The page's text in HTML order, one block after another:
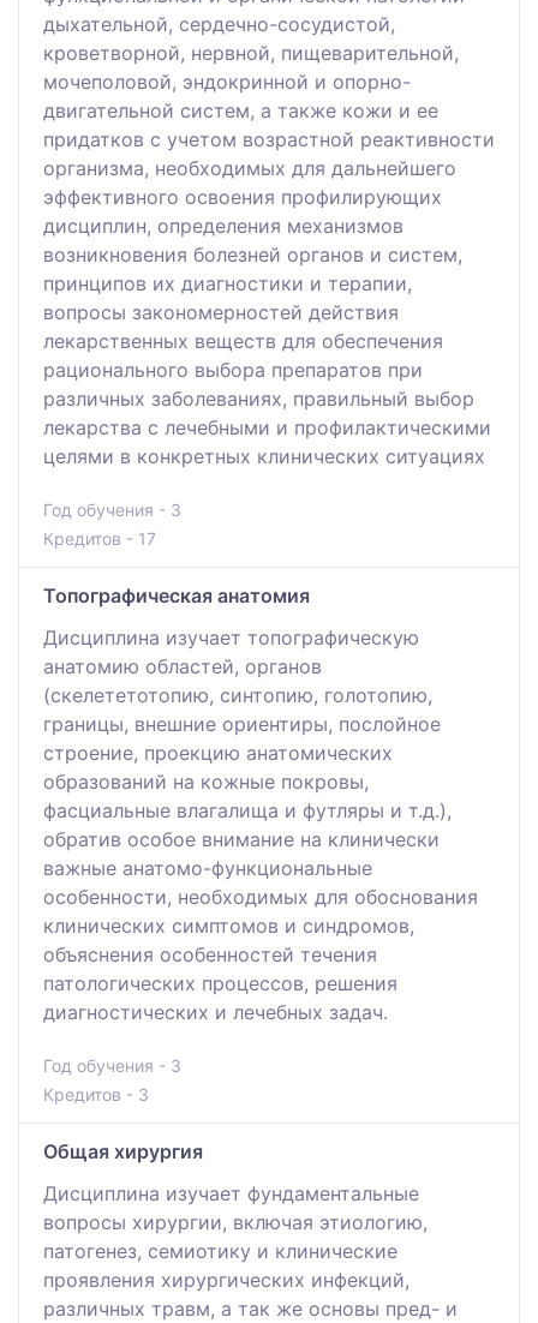
дыхательной, сердечно-сосудистой,
кроветворной, нервной, пищеварительной,
мочеполовой, эндокринной и опорно-
двигательной систем, а также кожи и ее
придатков с учетом возрастной реактивности
организма, необходимых для дальнейшего
эффективного освоения профилирующих
дисциплин, определения механизмов
возникновения болезней органов и систем,
принципов их диагностики и терапии,
вопросы закономерностей действия
лекарственных веществ для обеспечения
рационального выбора препаратов при
различных заболеваниях, правильный выбор
лекарства с лечебными и профилактическими
целями в конкретных клинических ситуациях
Год обучения - 3
Кредитов - 17
Топографическая анатомия
Дисциплина изучает топографическую
анатомию областей, органов
(скелететотопию, синтопию, голотопию,
границы, внешние ориентиры, послойное
строение, проекцию анатомических
образований на кожные покровы,
фасциальные влагалища и футляры и т.д.),
обратив особое внимание на клинически
важные анатомо-функциональные
особенности, необходимых для обоснования
клинических симптомов и синдромов,
объяснения особенностей течения
патологических процессов, решения
диагностических и лечебных задач.
Год обучения - 3
Кредитов - 3
Общая хирургия
Дисциплина изучает фундаментальные
вопросы хирургии, включая этиологию,
патогенез, семиотику и клинические
проявления хирургических инфекций,
различных травм, а так же основы пред- и